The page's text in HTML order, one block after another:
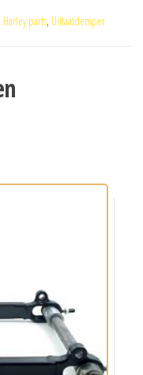
parts, Uitlaatdemper